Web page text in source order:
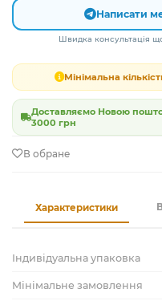
Написати
Швидка консультація
Мінімальна
Доставляємо Новою
3000 грн
В обране
Характеристики
Індивідуальна упаковка
Мінімальне замовлення